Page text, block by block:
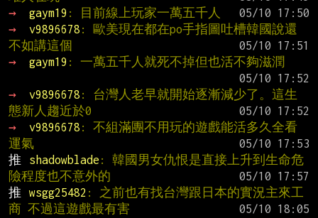
→
gaym19 : 目前線上玩家一萬五千人
→
v9896678 : 歐美現在都在po手指圖吐槽韓國說還
不如講這個
→
gaym19 : 一萬五千人就死不掉但也活不夠滋潤
→
v9896678 : 台灣人老早就開始逐漸減少了。這生
態新人趨近於0
→
v9896678 : 不組滿團不用玩的遊戲能活多久全看
運氣
推
shadowblade : 韓國男女仇恨是直接上升到生命危
險程度也不意外的
推
wsgg25482 : 之前也有找台灣跟日本的實況主來工
商 不過這遊戲最有害